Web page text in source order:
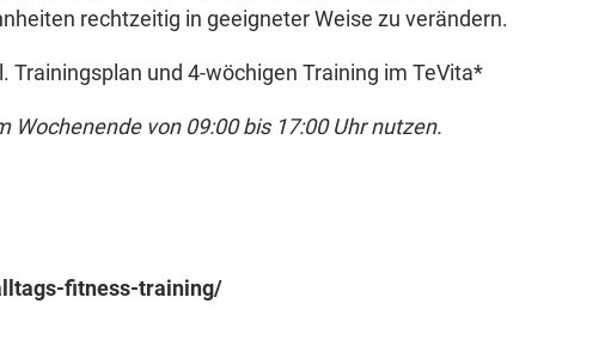
rechtzeitig in geeigneter Weise zu verändern.
Trainingsplan und 4-wöchigen Training im TeVita*
Wochenende von 09:00 bis 17:00 Uhr nutzen.
fitness-training/